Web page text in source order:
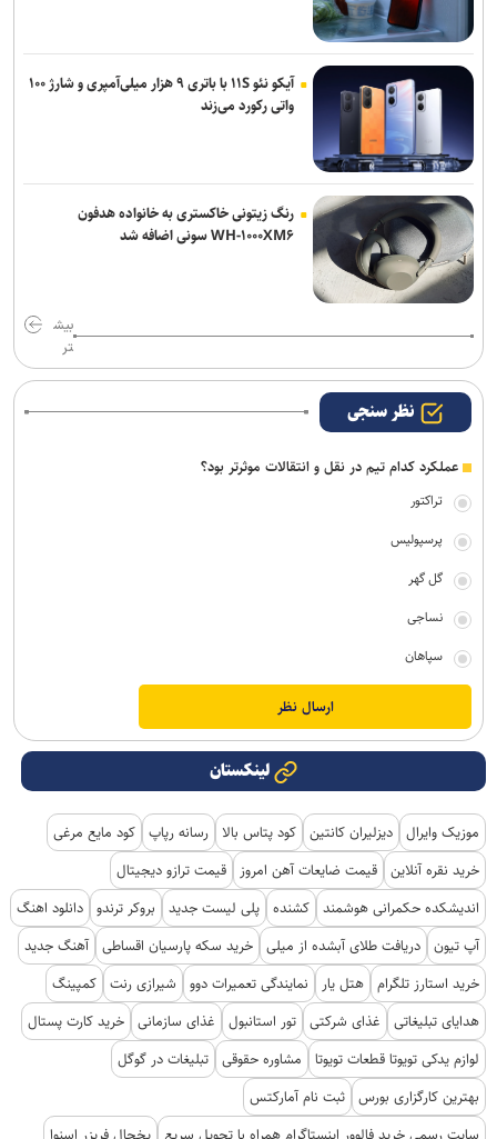
آیکو نئو ۱۱S با باتری ۹ هزار میلی‌آمپری و شارژ ۱۰۰
واتی رکورد می‌زند
رنگ زیتونی خاکستری به خانواده هدفون
WH-۱۰۰۰XM۶ سونی اضافه شد
بیش
تر
نظر سنجی
عملکرد کدام تیم در نقل و انتقالات موثرتر بود؟
تراکتور
پرسپولیس
گل گهر
نساجی
سپاهان
لینکستان
موزیک وایرال دیزلیران کانتین کود پتاس بالا رسانه رپاپ کود مایع مرغی
خرید نقره آنلاین قیمت ضایعات آهن امروز
قیمت ترازو دیجیتال
اندیشکده حکمرانی هوشمند کشنده پلی لیست جدید بروکر ترندو دانلود اهنگ
آپ تیون دریافت طلای آبشده از میلی خرید سکه پارسیان اقساطی آهنگ جدید
خرید استارز تلگرام هتل یار نمایندگی تعمیرات دوو شیرازی رنت کمپینگ
هدایای تبلیغاتی
غذای شرکتی تور استانبول غذای سازمانی خرید کارت پستال
لوازم یدکی تویوتا قطعات تویوتا
مشاوره حقوقی تبلیغات در گوگل
بهترین کارگزاری بورس ثبت نام آمارکتس
سایت رسمی خرید فالوور اینستاگرام همراه با تحویل سریع
یخچال فریزر اسنوا